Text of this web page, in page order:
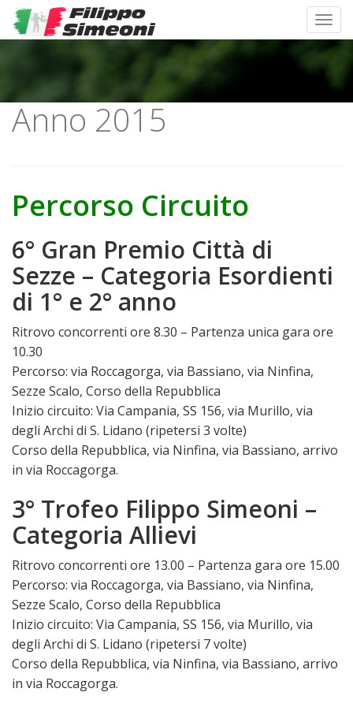
Anno 2015
Percorso Circuito
6° Gran Premio Città di
Sezze – Categoria Esordienti
di 1° e 2° anno
Ritrovo concorrenti ore 8.30 – Partenza unica gara ore
10.30
Percorso: via Roccagorga, via Bassiano, via Ninfina,
Sezze Scalo, Corso della Repubblica
Inizio circuito: Via Campania, SS 156, via Murillo, via
degli Archi di S. Lidano (ripetersi 3 volte)
Corso della Repubblica, via Ninfina, via Bassiano, arrivo
in via Roccagorga.
3° Trofeo Filippo Simeoni –
Categoria Allievi
Ritrovo concorrenti ore 13.00 – Partenza gara ore 15.00
Percorso: via Roccagorga, via Bassiano, via Ninfina,
Sezze Scalo, Corso della Repubblica
Inizio circuito: Via Campania, SS 156, via Murillo, via
degli Archi di S. Lidano (ripetersi 7 volte)
Corso della Repubblica, via Ninfina, via Bassiano, arrivo
in via Roccagorga.